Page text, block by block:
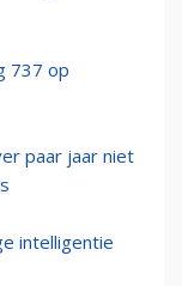
737 op
paar jaar niet
intelligentie